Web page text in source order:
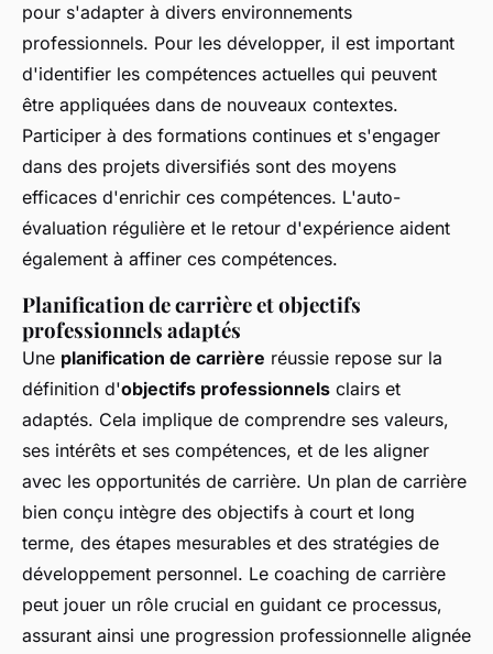
pour s'adapter à divers environnements
professionnels. Pour les développer, il est important
d'identifier les compétences actuelles qui peuvent
être appliquées dans de nouveaux contextes.
Participer à des formations continues et s'engager
dans des projets diversifiés sont des moyens
efficaces d'enrichir ces compétences. L'auto-
évaluation régulière et le retour d'expérience aident
également à affiner ces compétences.
Planification de carrière et objectifs
professionnels adaptés
Une planification de carrière réussie repose sur la
définition d'objectifs professionnels clairs et
adaptés. Cela implique de comprendre ses valeurs,
ses intérêts et ses compétences, et de les aligner
avec les opportunités de carrière. Un plan de carrière
bien conçu intègre des objectifs à court et long
terme, des étapes mesurables et des stratégies de
développement personnel. Le coaching de carrière
peut jouer un rôle crucial en guidant ce processus,
assurant ainsi une progression professionnelle alignée